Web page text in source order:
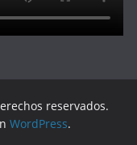
reservados.
WordPress.